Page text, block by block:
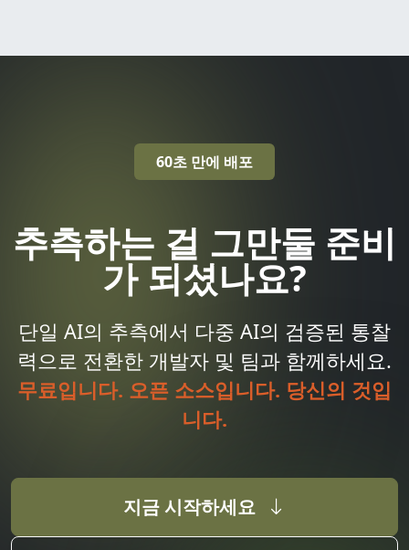
60초 만에 배포
추측하는 걸 그만둘 준비
가 되셨나요?
단일 AI의 추측에서 다중 AI의 검증된 통찰
력으로 전환한 개발자 및 팀과 함께하세요.
무료입니다. 오픈 소스입니다. 당신의 것입
니다.
지금 시작하세요